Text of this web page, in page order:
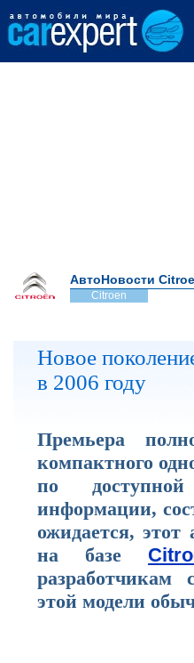
АвтоНовости
Citroen
Новое
в 2006 году
Премьера
компактного
по
информации,
ожидается, этот
на базе
разработчикам
этой модели